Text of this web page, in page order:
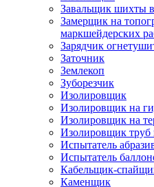
Завальщик шихты
Замерщик на
маркшейдерских
Зарядчик
Заточник
Землекоп
Зуборезчик
Изолировщик
Изолировщик на
Изолировщик на
Изолировщик труб
Испытатель
Испытатель
Кабельщик-
Каменщик